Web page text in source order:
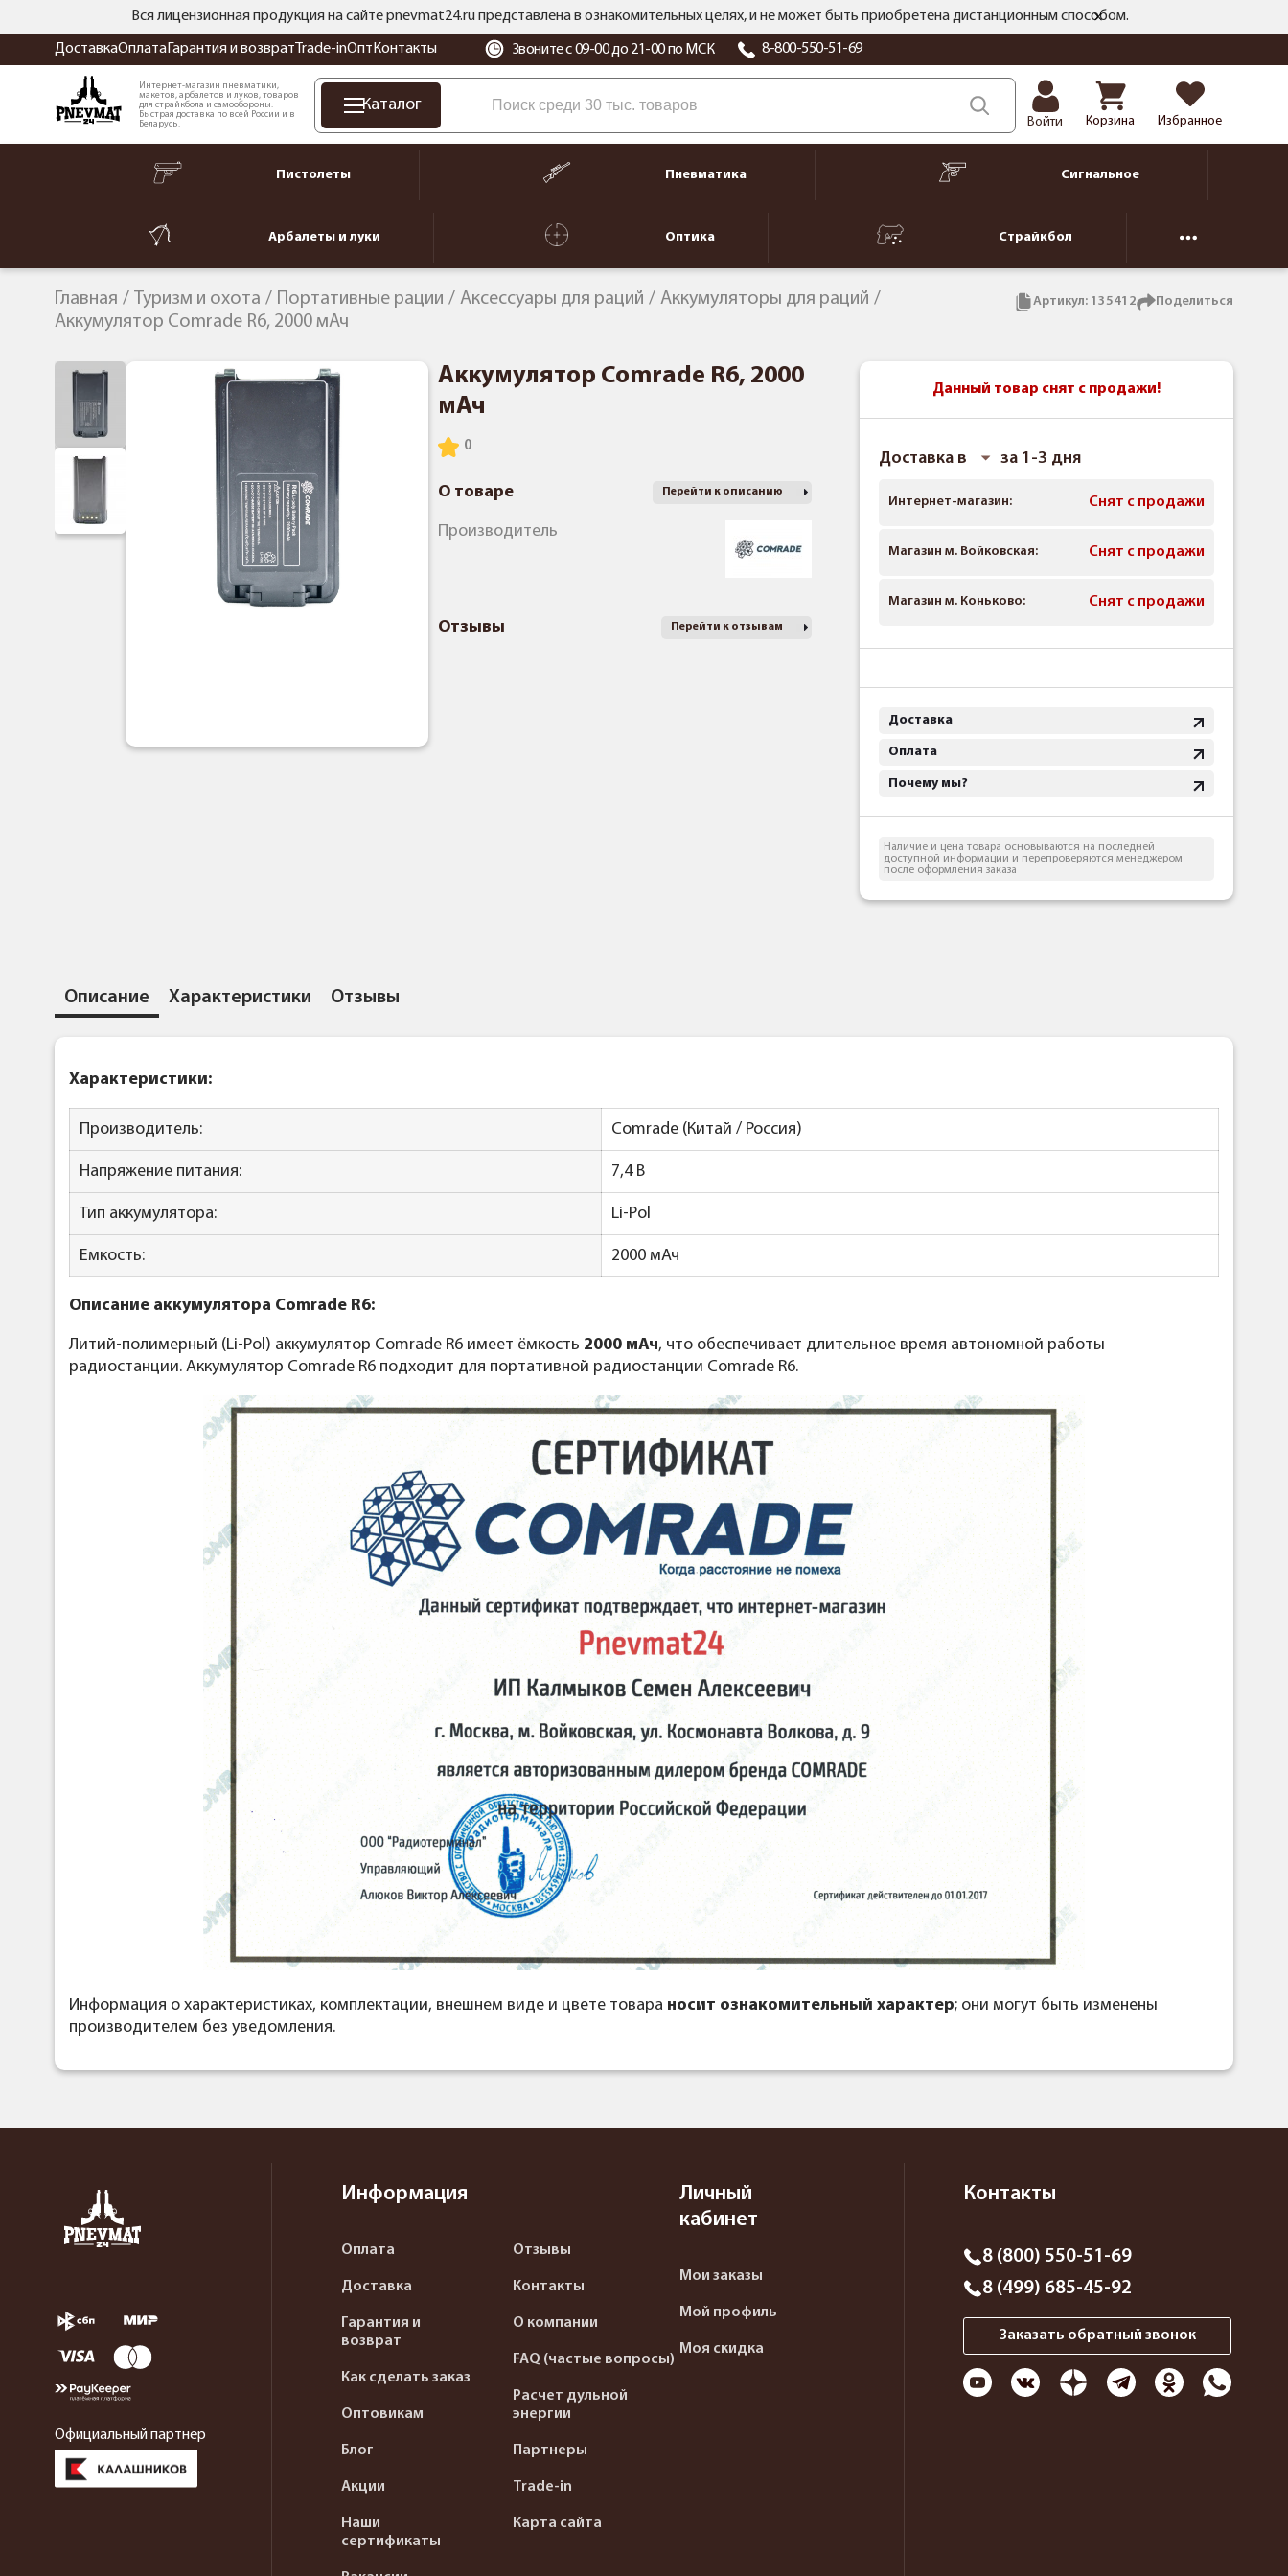
Вся лицензионная продукция на сайте pnevmat24.ru представлена в ознакомительных целях, и не может быть приобретена дистанционным способом.
ДоставкаОплата Гарантия и возврат Trade-inОпт Контакты Звоните с 09-00 до 21-00 по МСК 8-800-550-51-69
Интернет-магазин пневматики,
макетов, арбалетов и луков, товаров
для страйкбола и самообороны.
Быстрая доставка по всей России и в
Беларусь.
Каталог
Войти Корзина Избранное
Пистолеты Пневматика Сигнальное
Арбалеты и луки Оптика Страйкбол
Главная Туризм и охота Портативные рации Аксессуары для раций
Аккумуляторы для раций
Аккумулятор Comrade R6, 2000 мАч
Артикул: 135412 Поделиться
Аккумулятор Comrade R6, 2000
мАч
О товаре Перейти к описанию
Производитель
Отзывы Перейти к отзывам
Данный товар снят с продажи!
Доставка в за 1-3 дня
Интернет-магазин: Снят с продажи
Магазин м. Войковская: Снят с продажи
Магазин м. Коньково: Снят с продажи
Доставка
Оплата
Почему мы?
Наличие и цена товара основываются на последней
доступной информации и перепроверяются менеджером
после оформления заказа
Описание Характеристики Отзывы
Характеристики:
Производитель: Comrade (Китай / Россия)
Напряжение питания: 7,4 В
Тип аккумулятора: Li-Pol
Емкость: 2000 мАч
Описание аккумулятора Comrade R6:
Литий-полимерный (Li-Pol) аккумулятор Comrade R6 имеет ёмкость 2000 мАч, что обеспечивает длительное время автономной работы
радиостанции. Аккумулятор Comrade R6 подходит для портативной радиостанции Comrade R6.
Информация о характеристиках, комплектации, внешнем виде и цвете товара носит ознакомительный характер; они могут быть изменены
производителем без уведомления.
Официальный партнер
Информация
Оплата
Доставка
Гарантия и
возврат
Как сделать заказ
Оптовикам
Блог
Акции
Наши
сертификаты
Отзывы
Контакты
О компании
FAQ (частые вопросы)
Расчет дульной
энергии
Партнеры
Trade-in
Карта сайта
Личный
кабинет
Мои заказы
Мой профиль
Моя скидка
Контакты
8 (800) 550-51-69
8 (499) 685-45-92
Заказать обратный звонок